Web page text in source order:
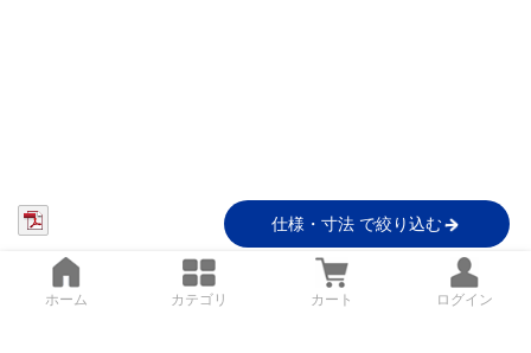
仕様・寸法 で絞り込む
ホーム カテゴリ カート ログイン